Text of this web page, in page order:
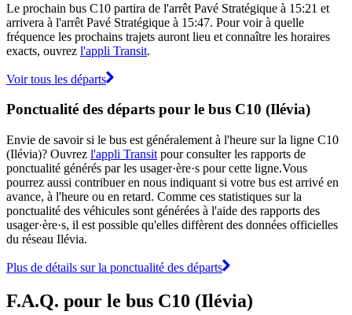
Le prochain bus C10 partira de l'arrêt Pavé Stratégique à 15:21 et
arrivera à l'arrêt Pavé Stratégique à 15:47. Pour voir à quelle
fréquence les prochains trajets auront lieu et connaître les horaires
exacts, ouvrez l'appli Transit.
Voir tous les départs
Ponctualité des départs pour le bus C10 (Ilévia)
Envie de savoir si le bus est généralement à l'heure sur la ligne C10
(Ilévia)? Ouvrez l'appli Transit pour consulter les rapports de
ponctualité générés par les usager·ère·s pour cette ligne.Vous
pourrez aussi contribuer en nous indiquant si votre bus est arrivé en
avance, à l'heure ou en retard. Comme ces statistiques sur la
ponctualité des véhicules sont générées à l'aide des rapports des
usager·ère·s, il est possible qu'elles diffèrent des données officielles
du réseau Ilévia.
Plus de détails sur la ponctualité des départs
F.A.Q. pour le bus C10 (Ilévia)